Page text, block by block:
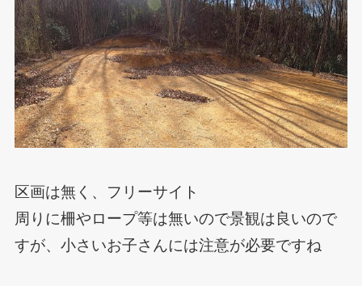
区画は無く、フリーサイト
周りに柵やロープ等は無いので景観は良いので
すが、小さいお子さんには注意が必要ですね